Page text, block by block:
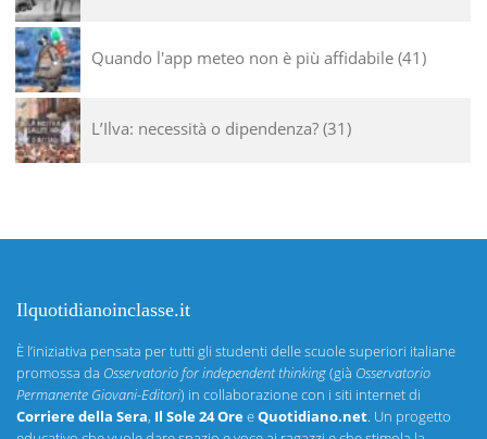
Quando l'app meteo non è più affidabile 41
L’Ilva: necessità o dipendenza? 31
Ilquotidianoinclasse.it
È l’iniziativa pensata per tutti gli studenti delle scuole superiori italiane
promossa da Osservatorio for independent thinking(già Osservatorio
Permanente Giovani-Editori) in collaborazione con i siti internet di
Corriere della Sera, Il Sole 24 OreeQuotidiano.net. Un progetto